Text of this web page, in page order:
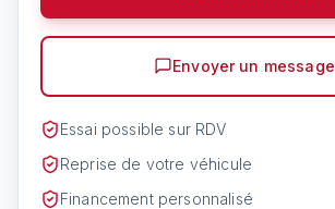
Envoyer un message
Essai possible sur RDV
Reprise de votre véhicule
Financement personnalisé